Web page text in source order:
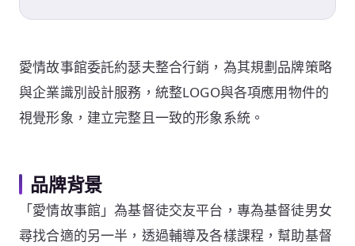
愛情故事館委託約瑟夫整合行銷，為其規劃品牌策略
與企業識別設計服務，統整LOGO與各項應用物件的
視覺形象，建立完整且一致的形象系統。
品牌背景
「愛情故事館」為基督徒交友平台，專為基督徒男女
尋找合適的另一半，透過輔導及各樣課程，幫助基督